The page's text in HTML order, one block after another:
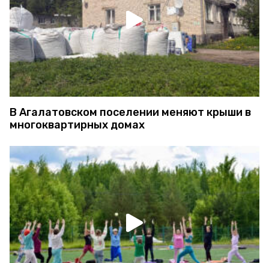
В Агалатовском поселении меняют крыши в
многоквартирных домах